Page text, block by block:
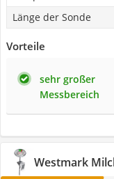
Länge der Sonde
Vorteile
sehr großer
Messbereich
Westmark